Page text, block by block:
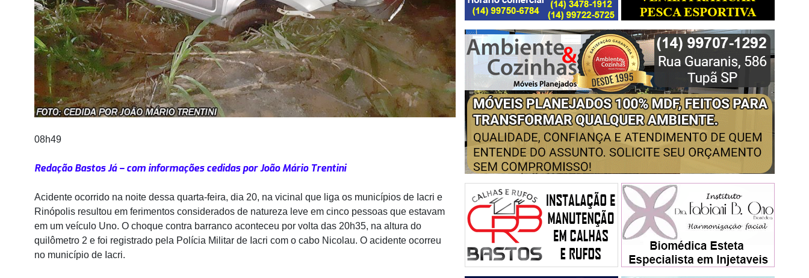
08h49
Redação Bastos Já – com informações cedidas por João Mário Trentini
Acidente ocorrido na noite dessa quarta-feira, dia 20, na vicinal que liga os municípios de Iacri e
Rinópolis resultou em ferimentos considerados de natureza leve em cinco pessoas que estavam
em um veículo Uno. O choque contra barranco aconteceu por volta das 20h35, na altura do
quilômetro 2 e foi registrado pela Polícia Militar de Iacri com o cabo Nicolau. O acidente ocorreu
no município de Iacri.